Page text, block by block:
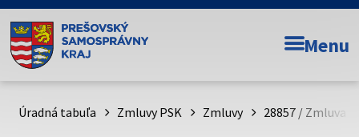
Doména psk.sk je oficiálna
Toto je oficiálna webová stránka Prešovského
psk.sk.
Menu
Úradná tabuľa Zmluvy PSK Zmluvy 28857 / Zmluva